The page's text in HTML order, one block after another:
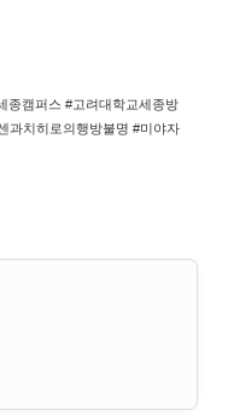
종캠퍼스 #고려대학교세종방
과치히로의행방불명 #미야자